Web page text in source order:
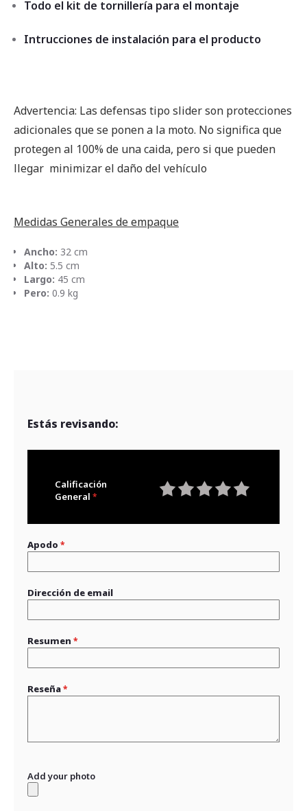
Todo el kit de tornillería para el montaje
Intrucciones de instalación para el producto
Advertencia: Las defensas tipo slider son protecciones
adicionales que se ponen a la moto. No significa que
protegen al 100% de una caida, pero si que pueden
llegar minimizar el daño del vehículo
Medidas Generales de empaque
Ancho: 32 cm
Alto: 5.5 cm
Largo: 45 cm
Pero: 0.9 kg
Estás revisando:
Calificación
General
Apodo
Dirección de email
Resumen
Reseña
Add your photo